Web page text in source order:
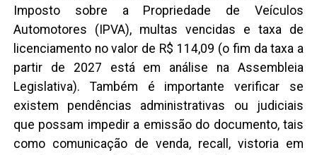
Imposto sobre a Propriedade de Veículos
Automotores (IPVA), multas vencidas e taxa de
licenciamento no valor de R$ 114,09 (o fim da taxa a
partir de 2027 está em análise na Assembleia
Legislativa). Também é importante verificar se
existem pendências administrativas ou judiciais
que possam impedir a emissão do documento, tais
como comunicação de venda, recall, vistoria em